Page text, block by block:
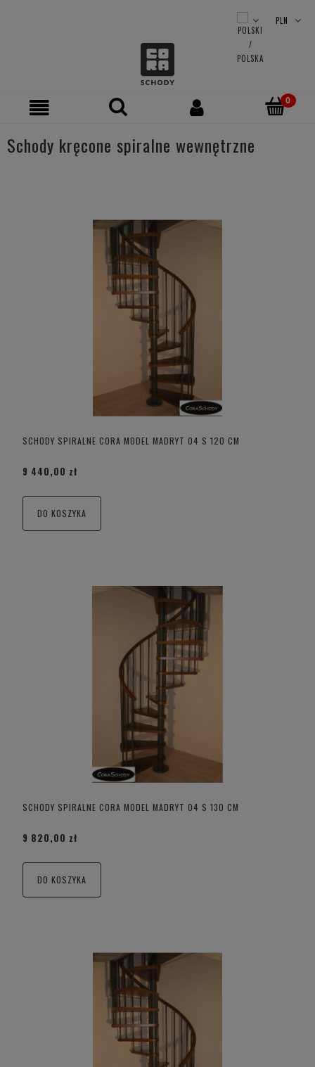
Schody kręcone spiralne wewnętrzne
SCHODY SPIRALNE CORA MODEL MADRYT 04 S 120 CM
9 440,00 zł
DO KOSZYKA
SCHODY SPIRALNE CORA MODEL MADRYT 04 S 130 CM
9 820,00 zł
DO KOSZYKA